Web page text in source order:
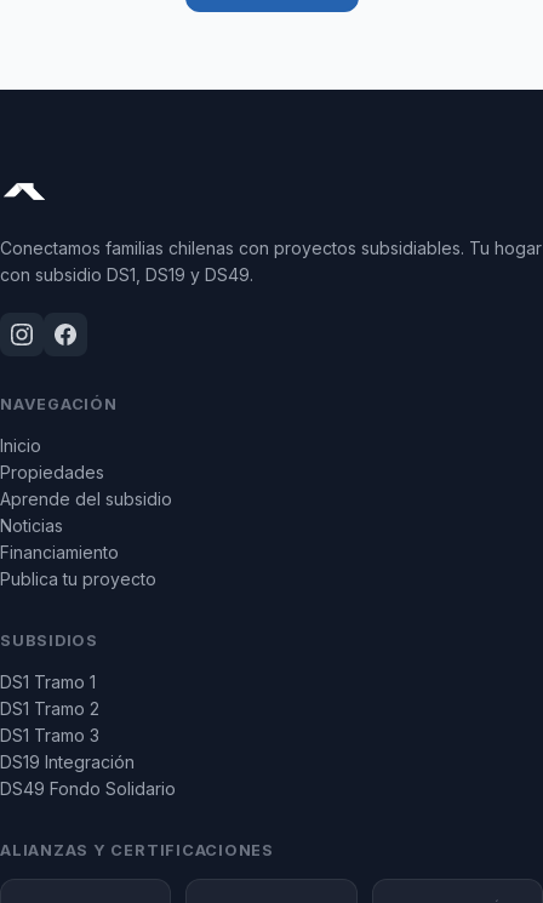
Conectamos familias chilenas con proyectos subsidiables. Tu hogar
con subsidio DS1, DS19 y DS49.
NAVEGACIÓN
Inicio
Propiedades
Aprende del subsidio
Noticias
Financiamiento
Publica tu proyecto
SUBSIDIOS
DS1 Tramo 1
DS1 Tramo 2
DS1 Tramo 3
DS19 Integración
DS49 Fondo Solidario
ALIANZAS Y CERTIFICACIONES